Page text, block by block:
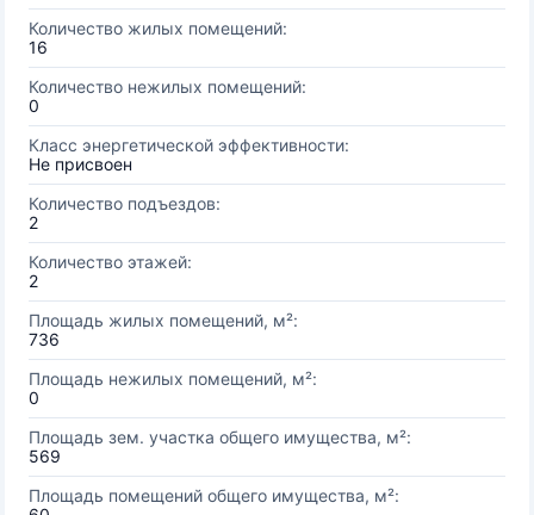
Количество жилых помещений:
16
Количество нежилых помещений:
0
Класс энергетической эффективности:
Не присвоен
Количество подъездов:
2
Количество этажей:
2
Площадь жилых помещений, м²:
736
Площадь нежилых помещений, м²:
0
Площадь зем. участка общего имущества, м²:
569
Площадь помещений общего имущества, м²: